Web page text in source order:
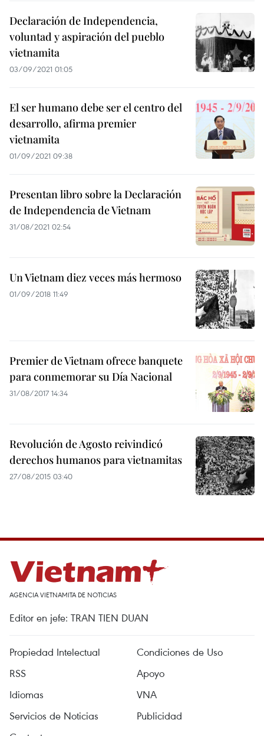
Declaración de Independencia,
voluntad y aspiración del pueblo
vietnamita
03/09/2021 01:05
El ser humano debe ser el centro del
desarrollo, afirma premier
vietnamita
01/09/2021 09:38
Presentan libro sobre la Declaración
de Independencia de Vietnam
31/08/2021 02:54
Un Vietnam diez veces más hermoso
01/09/2018 11:49
Premier de Vietnam ofrece banquete
para conmemorar su Día Nacional
31/08/2017 14:34
Revolución de Agosto reivindicó
derechos humanos para vietnamitas
27/08/2015 03:40
AGENCIA VIETNAMITA DE NOTICIAS
Editor en jefe: TRAN TIEN DUAN
Propiedad Intelectual
Condiciones de Uso
RSS
Apoyo
Idiomas
VNA
Servicios de Noticias
Publicidad